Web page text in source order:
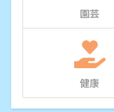
園芸
健康